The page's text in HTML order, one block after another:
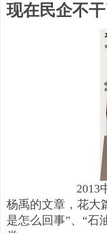
现在民企不
2013
杨禹的文章，花大
是怎么回事”、“石